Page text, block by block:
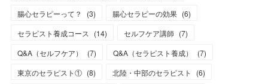
腸心セラピーって？
(3) 腸心セラピーの効果 (6)
セラピスト養成コース
(14) セルフケア講師 (7)
Q&A（セルフケア）
(7) Q&A（セラピスト養成） (7)
東京のセラピスト① (8) 北陸・中部のセラピスト (6)